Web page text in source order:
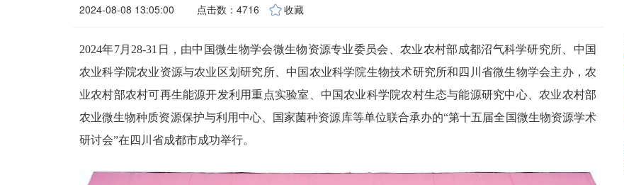
2024-08-08 13:05:00 点击数：4716 收藏
2024年7月28-31日，由中国微生物学会微生物资源专业委员会、农业农村部成都沼气科学研究所、中国
农业科学院农业资源与农业区划研究所、中国农业科学院生物技术研究所和四川省微生物学会主办，农
业农村部农村可再生能源开发利用重点实验室、中国农业科学院农村生态与能源研究中心、农业农村部
农业微生物种质资源保护与利用中心、国家菌种资源库等单位联合承办的“第十五届全国微生物资源学术
研讨会”在四川省成都市成功举行。